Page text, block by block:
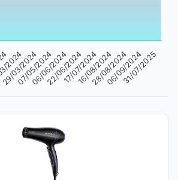
29/03/2024
07/05/2024
06/06/2024
22/06/2024
17/07/2024
16/08/2024
28/08/2024
06/09/2024
31/07/2025